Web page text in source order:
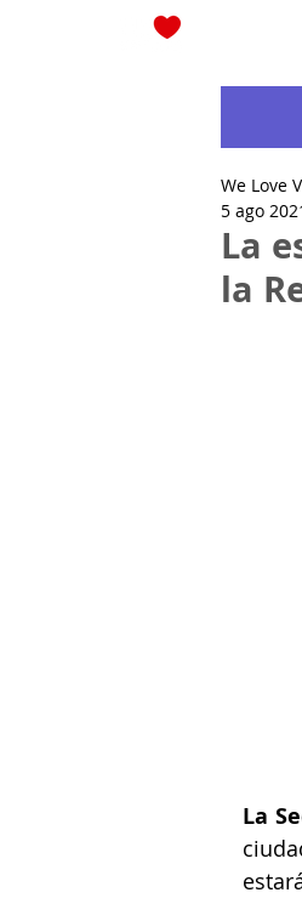
La
la
We Love
5 ago
La